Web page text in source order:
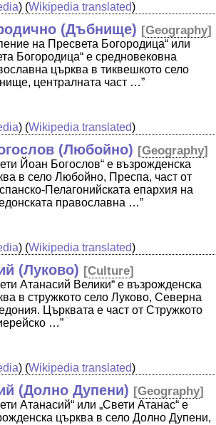
) (Wikipedia translated)
(Дъбнище) [Geography]
на Пресвета Богородица“ или
Богородица“ е средновековна
църква в тиквешкото село
централната част …”
) (Wikipedia translated)
(Любойно) [Geography]
Йоан Богослов“ е възрожденска
в село Любойно, Преспа, част от
Пелагонийската епархия на
православна …”
) (Wikipedia translated)
(Луково) [Culture]
Атанасий Велики“ е възрожденска
в стружкото село Луково, Северна
Църквата е част от Стружкото
…”
) (Wikipedia translated)
(Долно Дупени) [Geography]
Атанасий“ или „Свети Атанас“ е
църква в село Долно Дупени,